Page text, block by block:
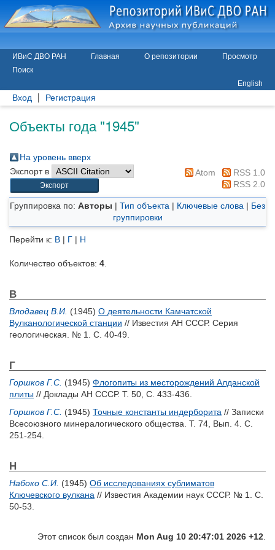
ИВиС ДВО РАН Главная О репозитории
Просмотр
Поиск
English
Вход Регистрация
Объекты года "1945"
На уровень вверх
Экспорт в
Atom
RSS 1.0
RSS 2.0
Группировка по: Авторы | Тип объекта | Ключевые слова | Без
группировки
Перейти к: В | Г | Н
Количество объектов: 4
В
Влодавец В.И. (1945) О деятельности Камчатской
Вулканологической станции // Известия АН СССР. Серия
геологическая. № 1. С. 40-49.
Г
Горшков Г.С. (1945) Флогопиты из месторождений Алданской
плиты // Доклады АН СССР. Т. 50, С. 433-436.
Горшков Г.С. (1945) Точные константы индерборита // Записки
Всесоюзного минералогического общества. Т. 74, Вып. 4. С.
251-254.
Н
Набоко С.И. (1945) Об исследованиях сублиматов
Ключевского вулкана // Известия Академии наук СССР. № 1. С.
50-53.
Этот список был создан Mon Aug 10 20:47:01 2026 +12